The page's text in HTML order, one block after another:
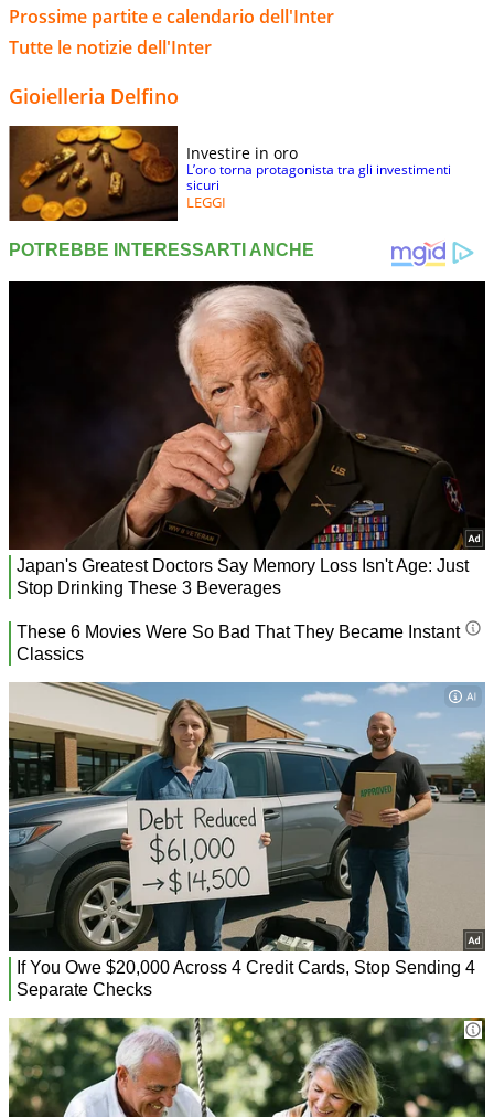
Prossime partite e calendario dell'Inter
Tutte le notizie dell'Inter
Gioielleria Delfino
Investire in oro
L’oro torna protagonista tra gli investimenti
sicuri
LEGGI